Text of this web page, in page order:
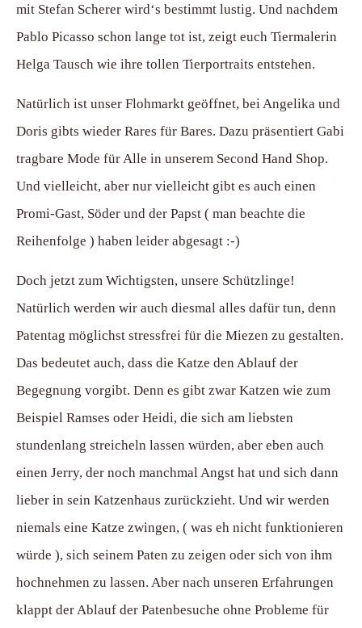
mit Stefan Scherer wird‘s bestimmt lustig. Und nachdem
Pablo Picasso schon lange tot ist, zeigt euch Tiermalerin
Helga Tausch wie ihre tollen Tierportraits entstehen.
Natürlich ist unser Flohmarkt geöffnet, bei Angelika und
Doris gibts wieder Rares für Bares. Dazu präsentiert Gabi
tragbare Mode für Alle in unserem Second Hand Shop.
Und vielleicht, aber nur vielleicht gibt es auch einen
Promi-Gast, Söder und der Papst ( man beachte die
Reihenfolge ) haben leider abgesagt :-)
Doch jetzt zum Wichtigsten, unsere Schützlinge!
Natürlich werden wir auch diesmal alles dafür tun, denn
Patentag möglichst stressfrei für die Miezen zu gestalten.
Das bedeutet auch, dass die Katze den Ablauf der
Begegnung vorgibt. Denn es gibt zwar Katzen wie zum
Beispiel Ramses oder Heidi, die sich am liebsten
stundenlang streicheln lassen würden, aber eben auch
einen Jerry, der noch manchmal Angst hat und sich dann
lieber in sein Katzenhaus zurückzieht. Und wir werden
niemals eine Katze zwingen, ( was eh nicht funktionieren
würde ), sich seinem Paten zu zeigen oder sich von ihm
hochnehmen zu lassen. Aber nach unseren Erfahrungen
klappt der Ablauf der Patenbesuche ohne Probleme für